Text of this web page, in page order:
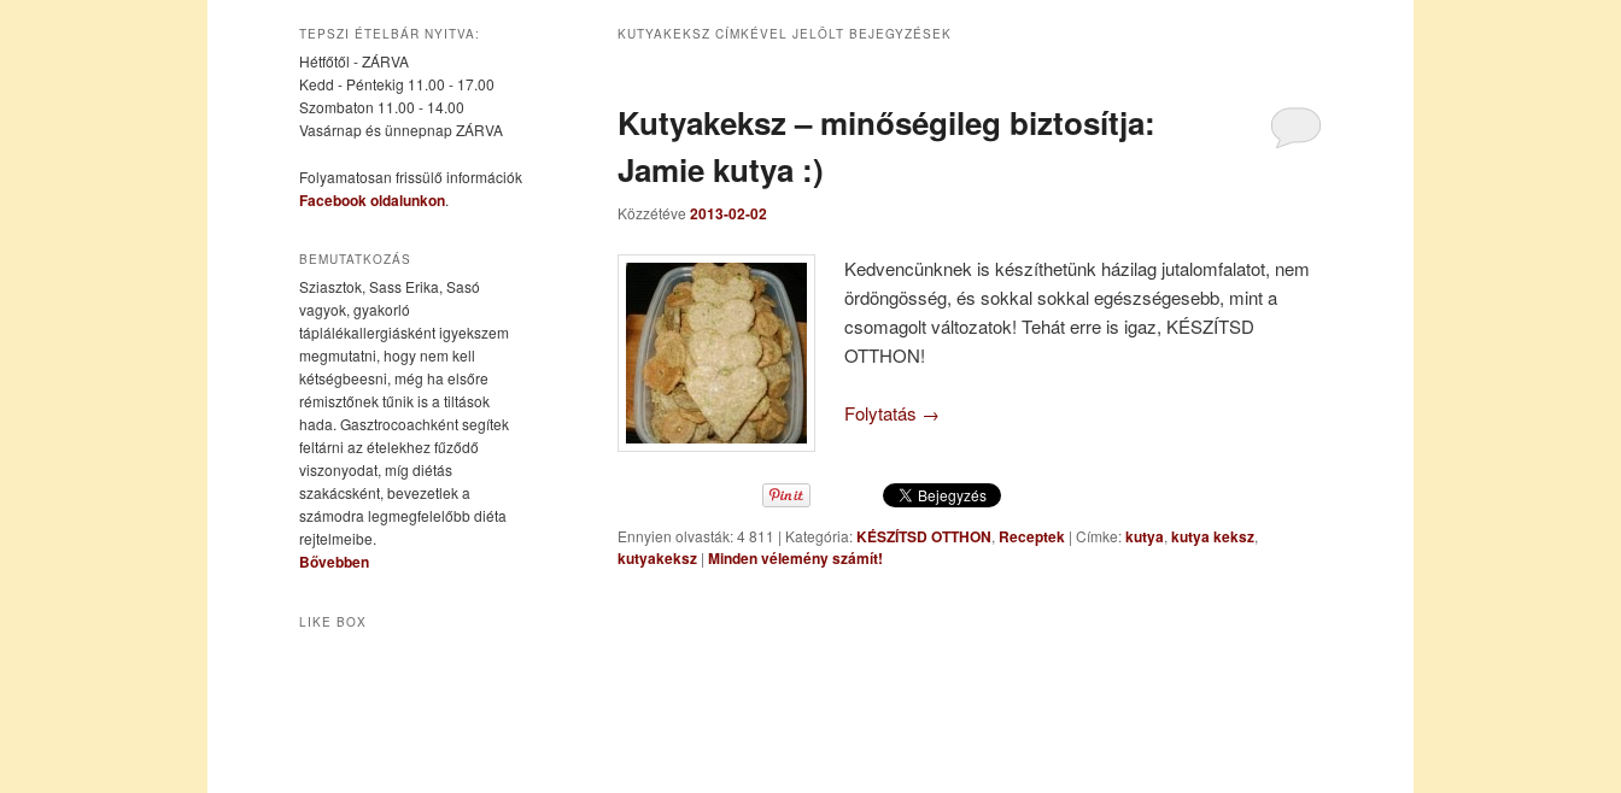
elsődleges
tartalomra
másodlagos
tartalomra
KUTYAKEKSZ CÍMKÉVEL JELÖLT BEJEGYZÉSEK
Kutyakeksz – minőségileg biztosítja:
Jamie kutya :)
Közzétéve 2013-02-02
Kedvencünknek is készíthetünk házilag jutalomfalatot, nem
ördöngösség, és sokkal sokkal egészségesebb, mint a
csomagolt változatok! Tehát erre is igaz, KÉSZÍTSD
OTTHON!
Folytatás →
Ennyien olvasták: 4 811 | Kategória:KÉSZÍTSD OTTHON, Receptek | Címke:kutya, kutya keksz,
kutyakeksz | Minden vélemény számít!
TEPSZI ÉTELBÁR NYITVA:
Hétfőtől - ZÁRVA
Kedd - Péntekig 11.00 - 17.00
Szombaton 11.00 - 14.00
Vasárnap és ünnepnap ZÁRVA
Folyamatosan frissülő információk
Facebook oldalunkon.
BEMUTATKOZÁS
Sziasztok, Sass Erika, Sasó
vagyok, gyakorló
táplálékallergiásként igyekszem
megmutatni, hogy nem kell
kétségbeesni, még ha elsőre
rémisztőnek tűnik is a tiltások
hada. Gasztrocoachként segítek
feltárni az ételekhez fűződő
viszonyodat, míg diétás
szakácsként, bevezetlek a
számodra legmegfelelőbb diéta
rejtelmeibe.
Bővebben
LIKE BOX